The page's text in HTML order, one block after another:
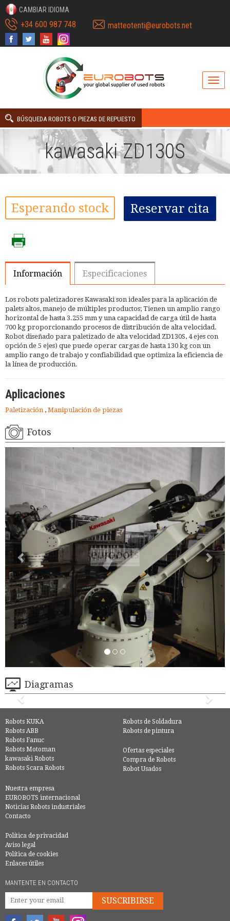
CAMBIAR IDIOMA
+34 600 987 748 matteotenti@eurobots.net
BÚSQUEDA ROBOTS O PIEZAS DE REPUESTO
kawasaki ZD130S
Esperando stock Reservar cita
Información Especificaciones
Los robots paletizadores Kawasaki son ideales para la aplicación de
palets altos, manejo de múltiples productos; Tienen un amplio rango
horizontal de hasta 3.255 mm y una capacidad de carga útil de hasta
700 kg proporcionando procesos de distribución de alta velocidad.
Robot diseñado para paletizado de alta velocidad ZD130S, 4 ejes con
opción de 5 ejes) que puede operar cargas de hasta 130 kg con un
amplio rango de trabajo y confiabilidad que optimiza la eficiencia de
la línea de producción.
Aplicaciones
Paletización , Manipulación de piezas
Fotos
Diagramas
Robots KUKA
Robots ABB
Robots Fanuc
Robots Motoman
kawasaki Robots
Robots Scara Robots
Robots de Soldadura
Robots de pintura
Ofertas especiales
Compra de Robots
Robot Usados
Nuestra empresa
EUROBOTS internacional
Noticias Robots industriales
Contacto
Política de privacidad
Aviso legal
Política de cookies
Enlaces útiles
MANTENTE EN CONTACTO
SUSCRIBIRSE